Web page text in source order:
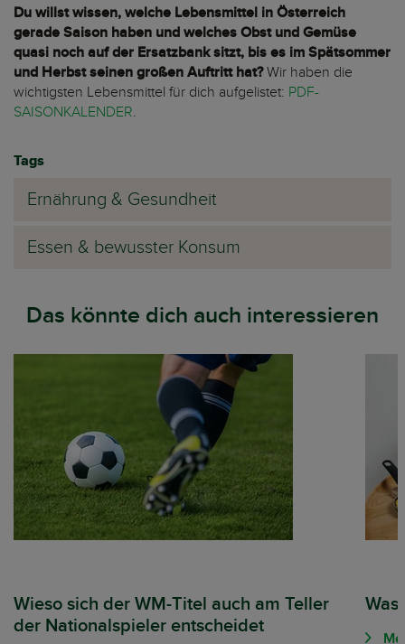
Du willst wissen, welche Lebensmittel in Österreich
gerade Saison haben und welches Obst und Gemüse
quasi noch auf der Ersatzbank sitzt, bis es im Spätsommer
und Herbst seinen großen Auftritt hat?Wir haben die
wichtigsten Lebensmittel für dich aufgelistet: PDF-
SAISONKALENDER.
Tags
Ernährung & Gesundheit
Essen & bewusster Konsum
Das könnte dich auch interessieren
Wieso sich der WM-Titel auch am Teller
der Nationalspieler entscheidet
Was